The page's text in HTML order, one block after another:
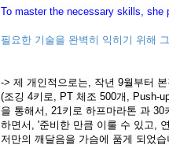
To master the necessary skills, she
필요한 기술을 완벽히 익히기 위해
-> 제 개인적으로는, 작년 9월부터
(조깅 4키로, PT 체조 500개, Push-
을 통해서, 21키로 하프마라톤 과 30
하면서, '준비한 만큼 이룰 수 있고,
저만의 깨달음을 가슴에 품게 되었습